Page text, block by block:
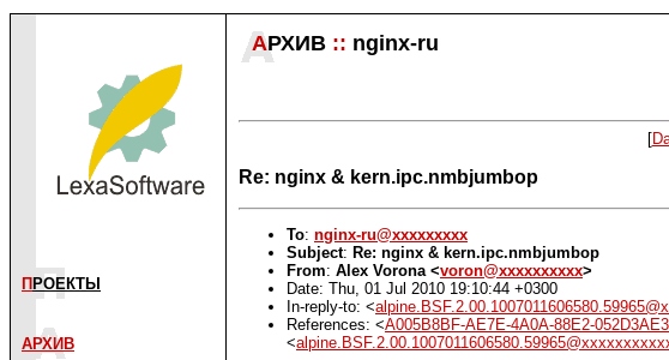
П РОЕКТЫ
АРХИВ
АРХИВ :: nginx-ru
[
Re: nginx & kern.ipc.nmbjumbop
To: nginx-ru@xxxxxxxxx
Subject: Re: nginx & kern.ipc.nmbjumbop
From: Alex Vorona <voron@xxxxxxxxxx>
Date: Thu, 01 Jul 2010 19:10:44 +0300
In-reply-to: <
References: <A005B8BF-AE7E-4A0A-88E2-
<